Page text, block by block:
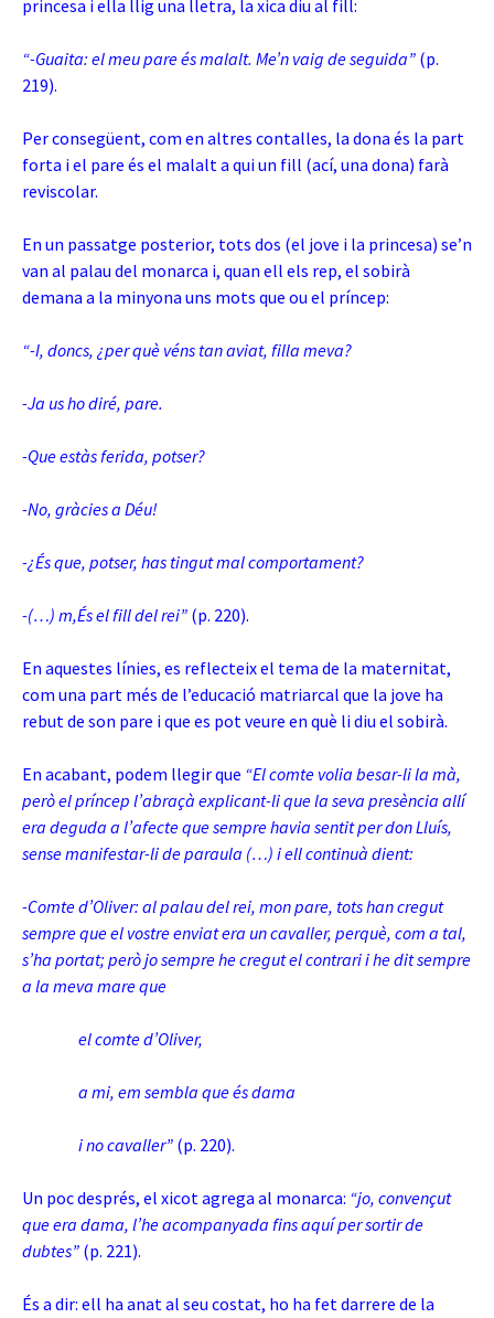
princesa i ella llig una lletra, la xica diu al fill:
“-Guaita: el meu pare és malalt. Me’n vaig de seguida” (p.
219).
Per consegüent, com en altres contalles, la dona és la part
forta i el pare és el malalt a qui un fill (ací, una dona) farà
reviscolar.
En un passatge posterior, tots dos (el jove i la princesa) se’n
van al palau del monarca i, quan ell els rep, el sobirà
demana a la minyona uns mots que ou el príncep:
“-I, doncs, ¿per què véns tan aviat, filla meva?
-Ja us ho diré, pare.
-Que estàs ferida, potser?
-No, gràcies a Déu!
-¿És que, potser, has tingut mal comportament?
-(…) m,És el fill del rei” (p. 220).
En aquestes línies, es reflecteix el tema de la maternitat,
com una part més de l’educació matriarcal que la jove ha
rebut de son pare i que es pot veure en què li diu el sobirà.
En acabant, podem llegir que “El comte volia besar-li la mà,
però el príncep l’abraçà explicant-li que la seva presència allí
era deguda a l’afecte que sempre havia sentit per don Lluís,
sense manifestar-li de paraula (…) i ell continuà dient:
-Comte d’Oliver: al palau del rei, mon pare, tots han cregut
sempre que el vostre enviat era un cavaller, perquè, com a tal,
s’ha portat; però jo sempre he cregut el contrari i he dit sempre
a la meva mare que
el comte d’Oliver,
a mi, em sembla que és dama
i no cavaller” (p. 220).
Un poc després, el xicot agrega al monarca: “jo, convençut
que era dama, l’he acompanyada fins aquí per sortir de
dubtes” (p. 221).
És a dir: ell ha anat al seu costat, ho ha fet darrere de la